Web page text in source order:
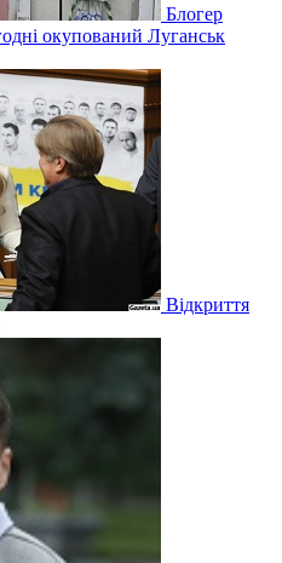
Блогер
окупований Луганськ
Відкриття